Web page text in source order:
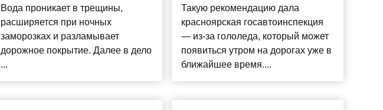
Вода проникает в трещины,
расширяется при ночных
заморозках и разламывает
дорожное покрытие. Далее в дело
...
Такую рекомендацию дала
красноярская госавтоинспекция
— из-за гололеда, который может
появиться утром на дорогах уже в
ближайшее время....